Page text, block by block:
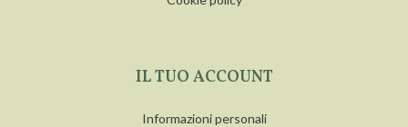
IL TUO ACCOUNT
Informazioni personali